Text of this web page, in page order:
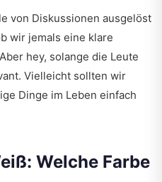
von Diskussionen ausgelöst
wir jemals eine klare
hey, solange die Leute
Vielleicht sollten wir
Dinge im Leben einfach
Welche Farbe